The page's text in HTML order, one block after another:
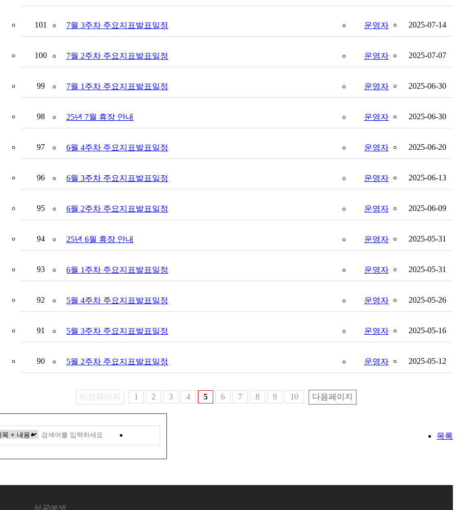
101 7월 3주차 주요지표발표일정 운영자 2025-07-14
100 7월 2주차 주요지표발표일정 운영자 2025-07-07
99 7월 1주차 주요지표발표일정 운영자 2025-06-30
98 25년 7월 휴장 안내 운영자 2025-06-30
97 6월 4주차 주요지표발표일정 운영자 2025-06-20
96 6월 3주차 주요지표발표일정 운영자 2025-06-13
95 6월 2주차 주요지표발표일정 운영자 2025-06-09
94 25년 6월 휴장 안내 운영자 2025-05-31
93 6월 1주차 주요지표발표일정 운영자 2025-05-31
92 5월 4주차 주요지표발표일정 운영자 2025-05-26
91 5월 3주차 주요지표발표일정 운영자 2025-05-16
90 5월 2주차 주요지표발표일정 운영자 2025-05-12
이전페이지 1 2 3 4 5 6 7 8 9 10 다음페이지
목록
성공에셋